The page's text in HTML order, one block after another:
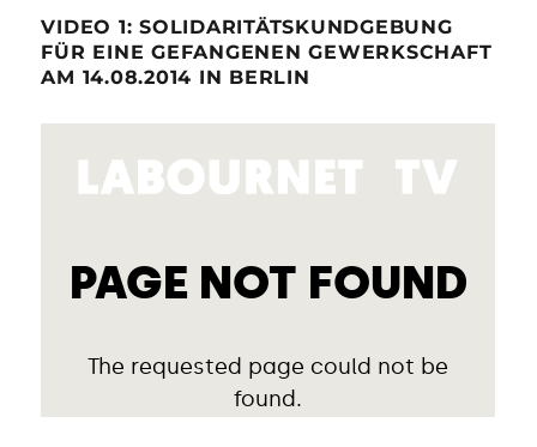
VIDEO 1: SOLIDARITÄTSKUNDGEBUNG
FÜR EINE GEFANGENEN GEWERKSCHAFT
AM 14.08.2014 IN BERLIN